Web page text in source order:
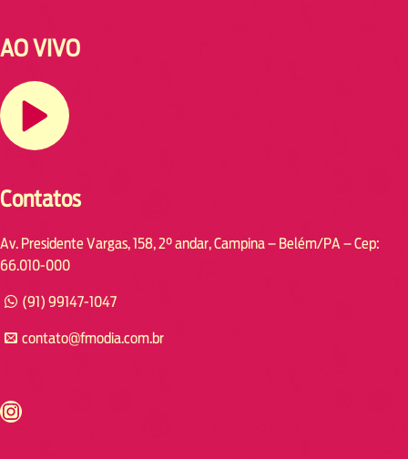
AO VIVO
Contatos
Av. Presidente Vargas, 158, 2° andar, Campina – Belém/PA – Cep:
66.010-000
(91) 99147-1047
contato@fmodia.com.br
https://www.instagram.com/fmodia.cabofrio/